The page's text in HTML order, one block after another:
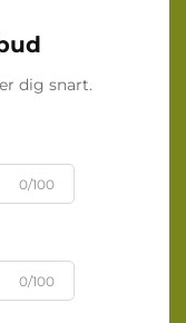
dig snart.
0/100
0/100